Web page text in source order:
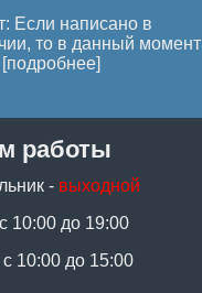
Если написано в
то в данный момент
подробнее]
работы
- выходной
10:00 до 19:00
10:00 до 15:00